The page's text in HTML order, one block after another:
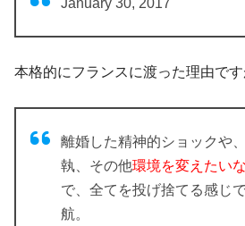
January 30, 2017
本格的にフランスに渡った理由です
離婚した精神的ショックや、
執 、その他環境を変えたい
で、 全てを投げ捨てる感じ
航。